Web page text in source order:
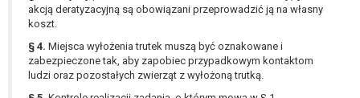
akcją deratyzacyjną są obowiązani przeprowadzić ją na własny
koszt.
§ 4. Miejsca wyłożenia trutek muszą być oznakowane i
zabezpieczone tak, aby zapobiec przypadkowym kontaktom
ludzi oraz pozostałych zwierząt z wyłożoną trutką.
na przetwarzanie danych osobowych (art. 6 ust. 1
Cofnięcie to nie ma wpływu na zgodność
przetwarzania, którego dokonano na podstawie
zgody przed jej cofnięciem.